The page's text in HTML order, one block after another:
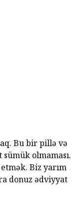
Bu bir pillə və
olmaması.
Biz yarım
donuz ədviyyat